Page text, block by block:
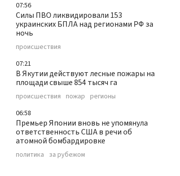
07:56
Силы ПВО ликвидировали 153
украинских БПЛА над регионами РФ за
ночь
происшествия
07:21
В Якутии действуют лесные пожары на
площади свыше 854 тысяч га
происшествия пожар регионы
06:58
Премьер Японии вновь не упомянула
ответственность США в речи об
атомной бомбардировке
политика за рубежом